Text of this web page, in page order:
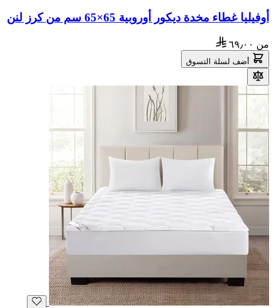
أوفيليا غطاء مخدة ديكور أوروبية 65×65 سم من كرز لنن
من ٦٩٫٠٠
أضف لسلة التسوق